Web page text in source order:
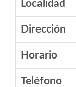
Localidad
Dirección
Horario
Teléfono